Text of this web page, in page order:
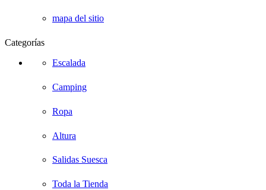
mapa del sitio
Categorías
Escalada
Camping
Ropa
Altura
Salidas Suesca
Toda la Tienda